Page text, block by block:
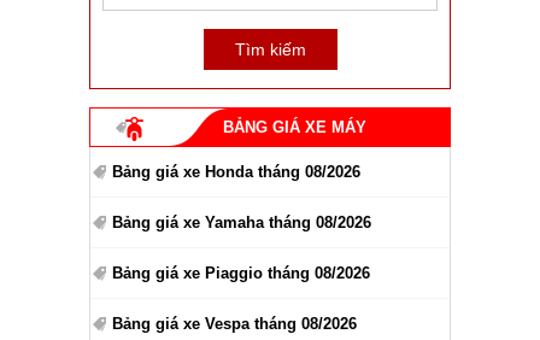
BẢNG GIÁ XE MÁY
Bảng giá xe Honda tháng 08/2026
Bảng giá xe Yamaha tháng 08/2026
Bảng giá xe Piaggio tháng 08/2026
Bảng giá xe Vespa tháng 08/2026